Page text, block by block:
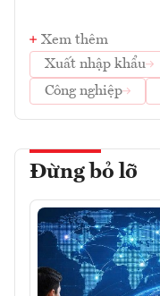
Xem thêm
Xuất nhập khẩu
Công nghiệp
Đừng bỏ lỡ